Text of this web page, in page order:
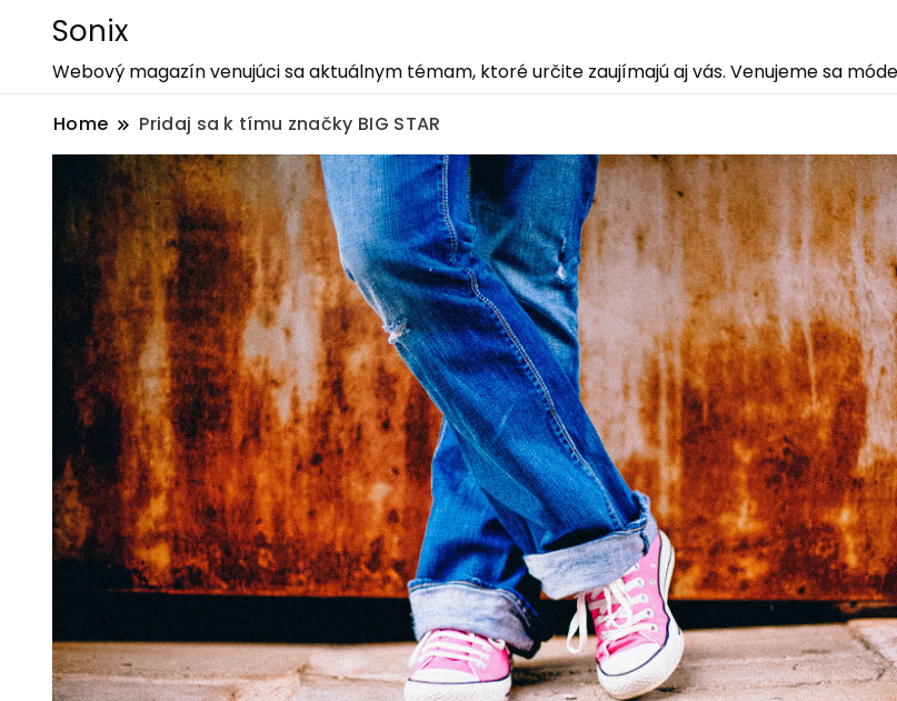
Sonix
Webový magazín venujúci sa aktuálnym témam, ktoré určite zaujímajú aj vás. Venujeme sa
Home Pridaj sa k tímu značky BIG STAR